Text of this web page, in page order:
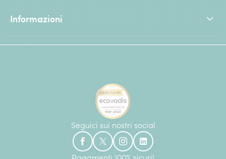
Informazioni
Seguici sui nostri social